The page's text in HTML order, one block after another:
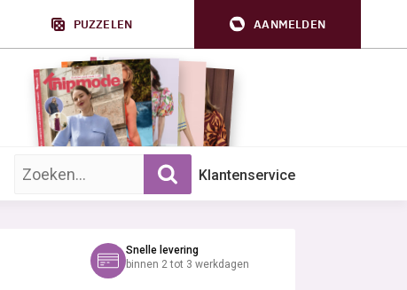
PUZZELEN AANMELDEN
Zoek op trefwoord: Klantenservice
Snelle levering
binnen 2 tot 3 werkdagen